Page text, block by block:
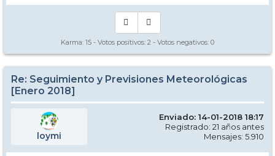
Karma: 15 - Votos positivos: 2 - Votos negativos: 0
Re: Seguimiento y Previsiones Meteorológicas
[Enero 2018]
loymi
Enviado: 14-01-2018 18:17
Registrado: 21 años antes
Mensajes: 5.910